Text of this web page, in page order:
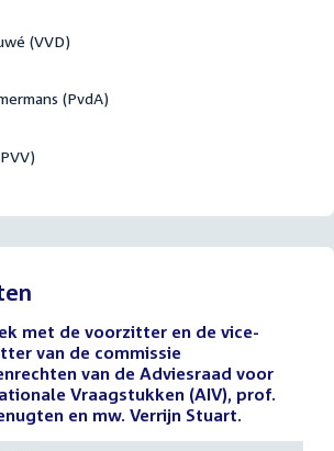
(VVD)
(PvdA)
met de voorzitter en de vice-
van de commissie
van de Adviesraad voor
Vraagstukken (AIV), prof.
en mw. Verrijn Stuart.